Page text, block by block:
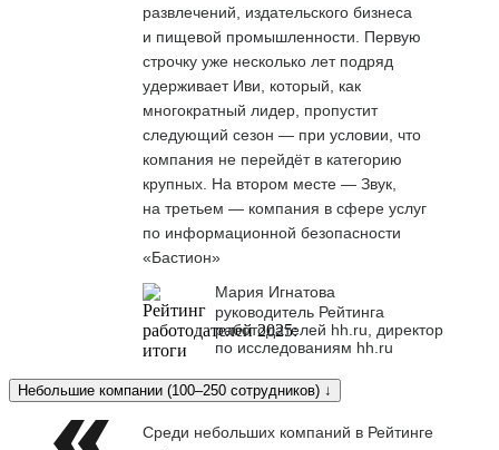
развлечений, издательского бизнеса
и пищевой промышленности. Первую
строчку уже несколько лет подряд
удерживает Иви, который, как
многократный лидер, пропустит
следующий сезон — при условии, что
компания не перейдёт в категорию
крупных. На втором месте — Звук,
на третьем — компания в сфере услуг
по информационной безопасности
«Бастион»
Мария Игнатова
руководитель Рейтинга
работодателей hh.ru, директор
по исследованиям hh.ru
Небольшие компании (100–250 сотрудников) ↓
Среди небольших компаний в Рейтинге